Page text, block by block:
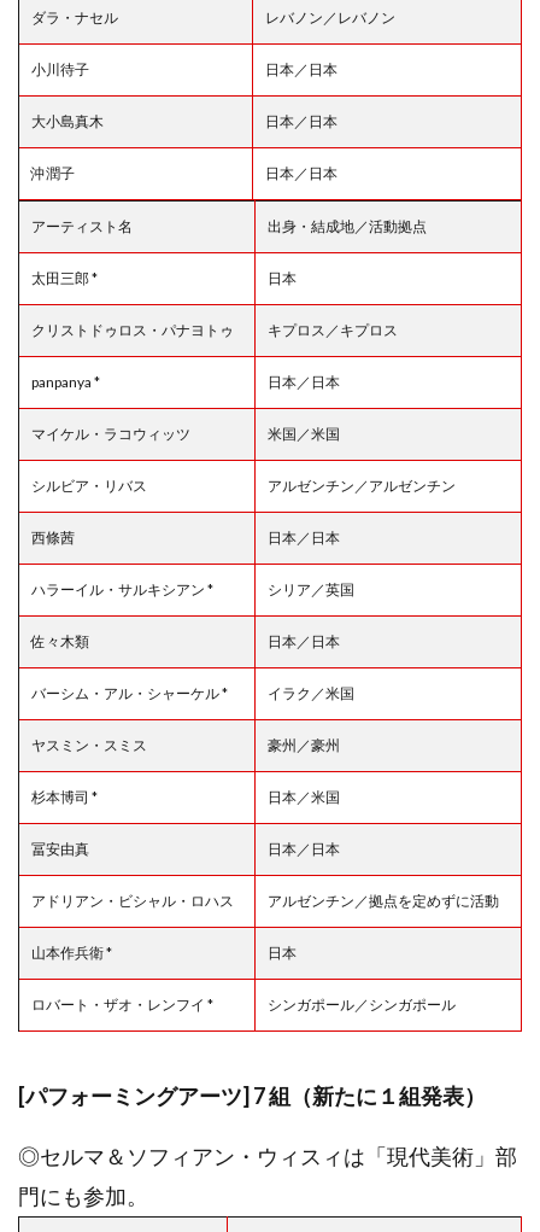
ダラ・ナセル レバノン／レバノン
小川待子 日本／日本
大小島真木 日本／日本
沖潤子 日本／日本
アーティスト名 出身・結成地／活動拠点
太田三郎 * 日本
クリストドゥロス・パナヨトゥ キプロス／キプロス
panpanya * 日本／日本
マイケル・ラコウィッツ 米国／米国
シルビア・リバス アルゼンチン／アルゼンチン
西條茜 日本／日本
ハラーイル・サルキシアン * シリア／英国
佐々木類 日本／日本
バーシム・アル・シャーケル * イラク／米国
ヤスミン・スミス 豪州／豪州
杉本博司 * 日本／米国
冨安由真 日本／日本
アドリアン・ビシャル・ロハス アルゼンチン／拠点を定めずに活動
山本作兵衛 * 日本
ロバート・ザオ・レンフイ * シンガポール／シンガポール
[パフォーミングアーツ] 7 組（新たに１組発表）
◎セルマ＆ソフィアン・ウィスィは「現代美術」部
門にも参加。